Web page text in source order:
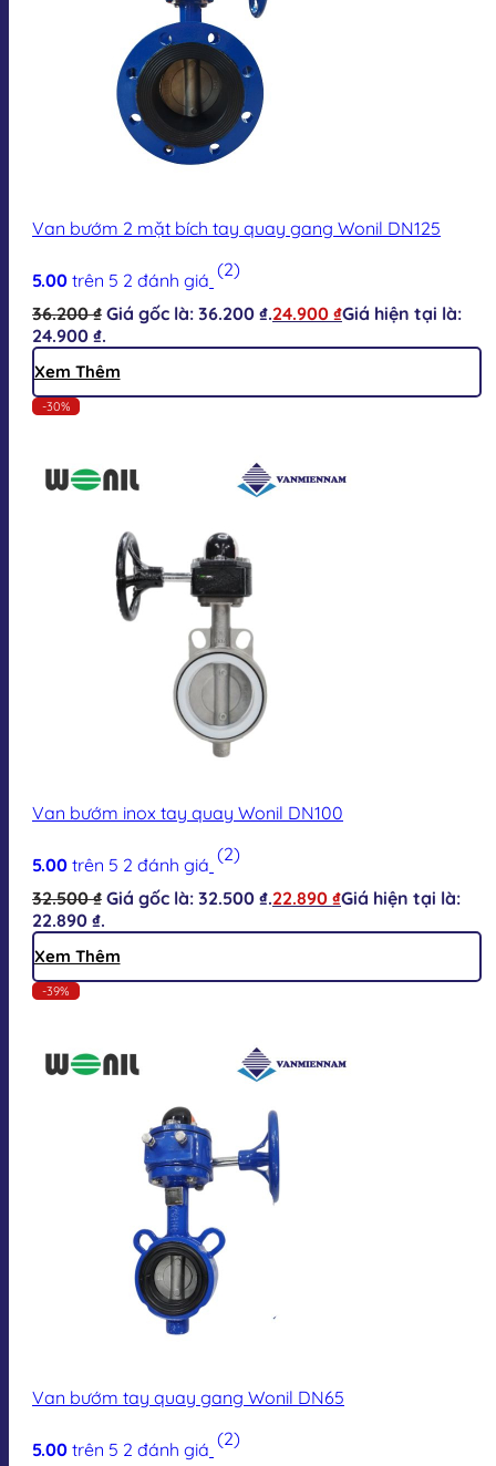
Van bướm 2 mặt bích tay quay gang Wonil DN125
5.00 trên 5 2 đánh giá (2)
36.200₫ Giá gốc là: 36.200 ₫.24.900 ₫Giá hiện tại là:
24.900 ₫.
Xem Thêm
-30%
Van bướm inox tay quay Wonil DN100
5.00 trên 5 2 đánh giá (2)
32.500₫ Giá gốc là: 32.500 ₫.22.890 ₫Giá hiện tại là:
22.890 ₫.
Xem Thêm
-39%
Van bướm tay quay gang Wonil DN65
5.00 trên 5 2 đánh giá (2)